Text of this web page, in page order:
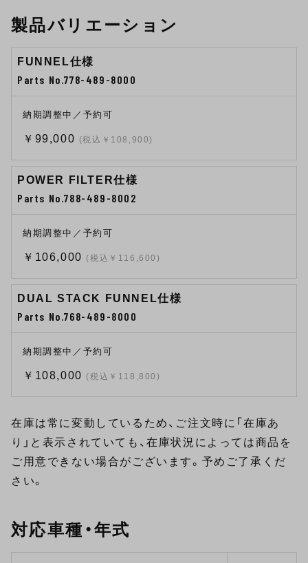
製品バリエーション
FUNNEL仕様
Parts No.778-489-8000
納期調整中／予約可
￥99,000 (税込￥108,900)
POWER FILTER仕様
Parts No.788-489-8002
納期調整中／予約可
￥106,000 (税込￥116,600)
DUAL STACK FUNNEL仕様
Parts No.768-489-8000
納期調整中／予約可
￥108,000 (税込￥118,800)
在庫は常に変動しているため、ご注文時に「在庫あ
り」と表示されていても、在庫状況によっては商品を
ご用意できない場合がございます。予めご了承くだ
さい。
対応車種・年式